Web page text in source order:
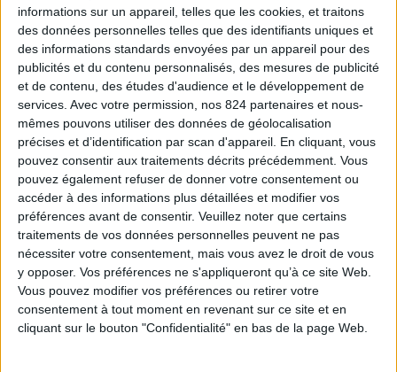
informations sur un appareil, telles que les cookies, et traitons
des données personnelles telles que des identifiants uniques et
des informations standards envoyées par un appareil pour des
publicités et du contenu personnalisés, des mesures de publicité
et de contenu, des études d'audience et le développement de
services. Avec votre permission, nos 824 partenaires et nous-
mêmes pouvons utiliser des données de géolocalisation
précises et d’identification par scan d'appareil. En cliquant, vous
pouvez consentir aux traitements décrits précédemment. Vous
pouvez également refuser de donner votre consentement ou
accéder à des informations plus détaillées et modifier vos
préférences avant de consentir. Veuillez noter que certains
traitements de vos données personnelles peuvent ne pas
nécessiter votre consentement, mais vous avez le droit de vous
y opposer. Vos préférences ne s'appliqueront qu’à ce site Web.
Vous pouvez modifier vos préférences ou retirer votre
consentement à tout moment en revenant sur ce site et en
cliquant sur le bouton "Confidentialité" en bas de la page Web.
T-shirt FCGB Université
Enfant Blanc
T-shirt FCGB Université
Enfant Marine